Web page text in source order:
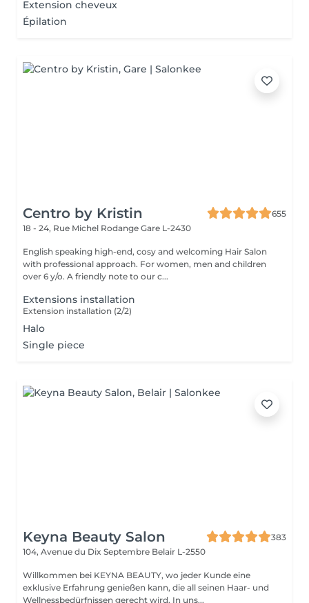
Extension cheveux
Épilation
Centro by Kristin
655
18 - 24, Rue Michel Rodange Gare L-2430
English speaking high-end, cosy and welcoming Hair Salon
with professional approach. For women, men and children
over 6 y/o. A friendly note to our c...
Extensions installation
Extension installation (2/2)
Halo
Single piece
Keyna Beauty Salon
383
104, Avenue du Dix Septembre Belair L-2550
Willkommen bei KEYNA BEAUTY, wo jeder Kunde eine
exklusive Erfahrung genießen kann, die all seinen Haar- und
Wellnessbedürfnissen gerecht wird. In uns...